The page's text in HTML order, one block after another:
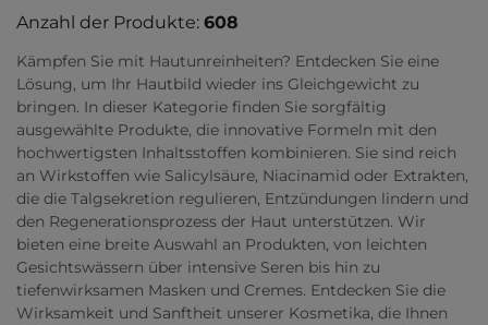
Anzahl der Produkte: 608
Kämpfen Sie mit Hautunreinheiten? Entdecken Sie eine
Lösung, um Ihr Hautbild wieder ins Gleichgewicht zu
bringen. In dieser Kategorie finden Sie sorgfältig
ausgewählte Produkte, die innovative Formeln mit den
hochwertigsten Inhaltsstoffen kombinieren. Sie sind reich
an Wirkstoffen wie Salicylsäure, Niacinamid oder Extrakten,
die die Talgsekretion regulieren, Entzündungen lindern und
den Regenerationsprozess der Haut unterstützen. Wir
bieten eine breite Auswahl an Produkten, von leichten
Gesichtswässern über intensive Seren bis hin zu
tiefenwirksamen Masken und Cremes. Entdecken Sie die
Wirksamkeit und Sanftheit unserer Kosmetika, die Ihnen